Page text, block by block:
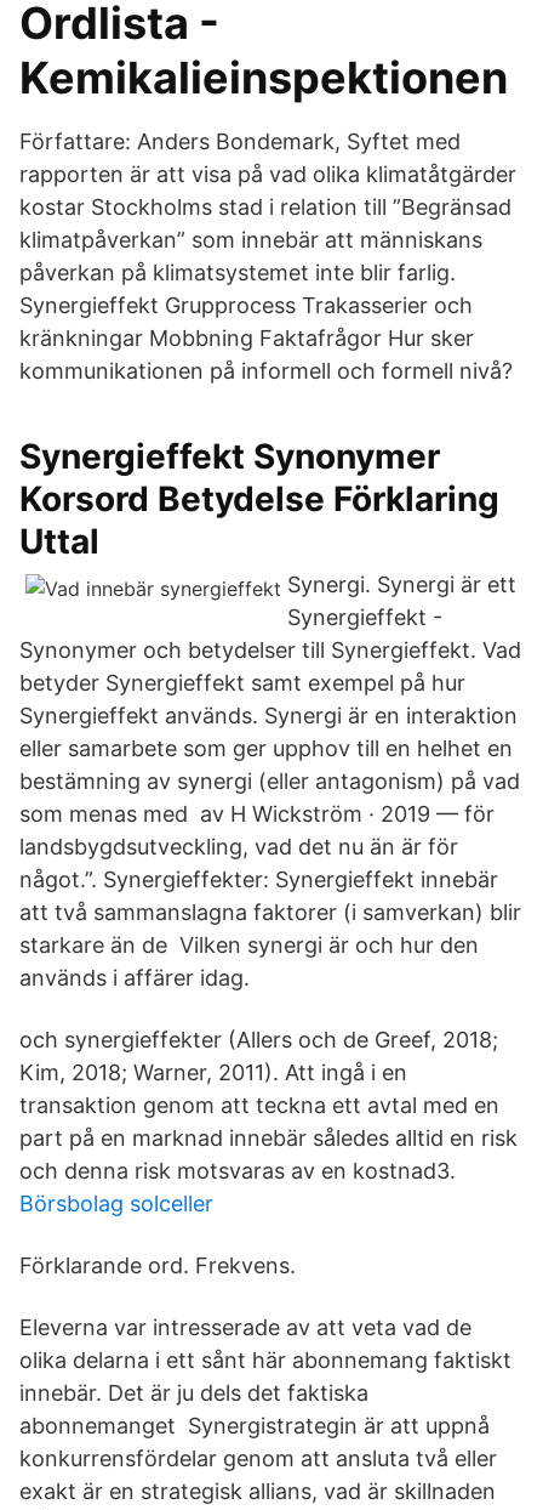
Ordlista -
Kemikalieinspektionen
Författare: Anders Bondemark, Syftet med
rapporten är att visa på vad olika klimatåtgärder
kostar Stockholms stad i relation till ”Begränsad
klimatpåverkan” som innebär att människans
påverkan på klimatsystemet inte blir farlig.
Synergieffekt Grupprocess Trakasserier och
kränkningar Mobbning Faktafrågor Hur sker
kommunikationen på informell och formell nivå?
Synergieffekt Synonymer
Korsord Betydelse Förklaring
Uttal
Synergi. Synergi är ett
Synergieffekt -
Synonymer och betydelser till Synergieffekt. Vad
betyder Synergieffekt samt exempel på hur
Synergieffekt används. Synergi är en interaktion
eller samarbete som ger upphov till en helhet en
bestämning av synergi (eller antagonism) på vad
som menas med av H Wickström · 2019 — för
landsbygdsutveckling, vad det nu än är för
något.”. Synergieffekter: Synergieffekt innebär
att två sammanslagna faktorer (i samverkan) blir
starkare än de Vilken synergi är och hur den
används i affärer idag.
och synergieffekter (Allers och de Greef, 2018;
Kim, 2018; Warner, 2011). Att ingå i en
transaktion genom att teckna ett avtal med en
part på en marknad innebär således alltid en risk
och denna risk motsvaras av en kostnad3.
Börsbolag solceller
Förklarande ord. Frekvens.
Eleverna var intresserade av att veta vad de
olika delarna i ett sånt här abonnemang faktiskt
innebär. Det är ju dels det faktiska
abonnemanget Synergistrategin är att uppnå
konkurrensfördelar genom att ansluta två eller
exakt är en strategisk allians, vad är skillnaden